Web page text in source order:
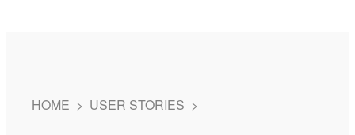
HOME > USER STORIES >